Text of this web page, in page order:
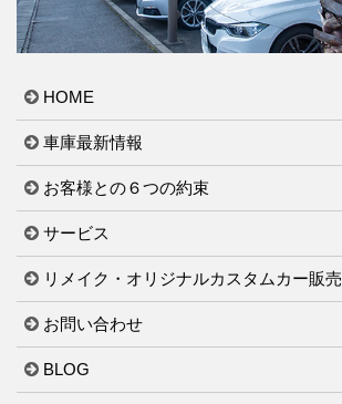
HOME
車庫最新情報
お客様との６つの約束
サービス
リメイク・オリジナルカスタムカー販売
お問い合わせ
BLOG